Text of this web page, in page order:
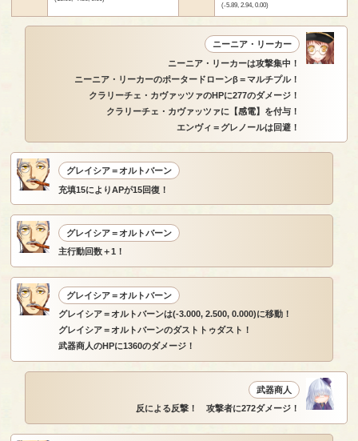
(-5.89, 2.94, 0.00)
ニーニア・リーカー
ニーニア・リーカーは攻撃集中！
ニーニア・リーカーのポータードローンβ＝マルチプル！
クラリーチェ・カヴァッツァのHPに277のダメージ！
クラリーチェ・カヴァッツァに【感電】を付与！
エンヴィ＝グレノールは回避！
グレイシア＝オルトバーン
充填15によりAPが15回復！
グレイシア＝オルトバーン
主行動回数＋1！
グレイシア＝オルトバーン
グレイシア＝オルトバーンは(-3.000, 2.500, 0.000)に移動！
グレイシア＝オルトバーンのダストトゥダスト！
武器商人のHPに1360のダメージ！
武器商人
反による反撃！ 攻撃者に272ダメージ！